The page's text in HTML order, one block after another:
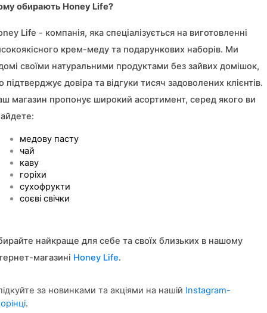
обирають Honey Life?
Life - компанія, яка спеціалізується на виготовленні
крем-меду та подарункових наборів. Ми
своїми натуральними продуктами без зайвих домішок,
підтверджує довіра та відгуки тисяч задоволених клієнтів.
магазин пропонує широкий асортимент, серед якого ви
медову пасту
чай
каву
горіхи
сухофрукти
соєві свічки
найкраще для себе та своїх близьких в нашому
магазині Honey Life.
за новинками та акціями на нашій Instagram-
.